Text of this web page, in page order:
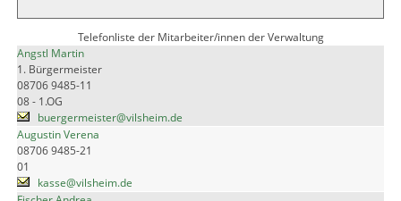
Telefonliste der Mitarbeiter/innen der Verwaltung
Angstl Martin
1. Bürgermeister
08706 9485-11
08 - 1.OG
buergermeister@vilsheim.de
Augustin Verena
08706 9485-21
01
kasse@vilsheim.de